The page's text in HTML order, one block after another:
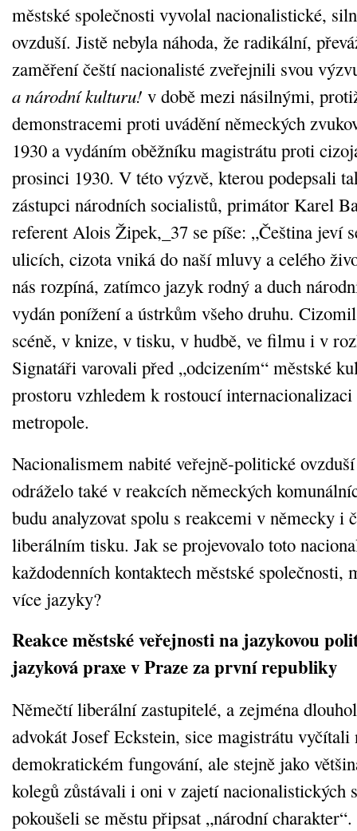
městské společnosti vyvolal nacionalistické,
ovzduší. Jistě nebyla náhoda, že radikální,
zaměření čeští nacionalisté zveřejnili svou
a národní kulturu! v době mezi násilnými,
demonstracemi proti uvádění německých
1930 a vydáním oběžníku magistrátu proti
prosinci 1930. V této výzvě, kterou podepsali
zástupci národních socialistů, primátor Karel
referent Alois Žipek,_37 se píše: „Čeština jeví
ulicích, cizota vniká do naší mluvy a celého
nás rozpíná, zatímco jazyk rodný a duch
vydán ponížení a ústrkům všeho druhu.
scéně, v knize, v tisku, v hudbě, ve filmu i v
Signatáři varovali před „odcizením“ městské
prostoru vzhledem k rostoucí internacionalizaci
metropole.
Nacionalismem nabité veřejně‑politické
odráželo také v reakcích německých
budu analyzovat spolu s reakcemi v německy i
liberálním tisku. Jak se projevovalo toto
každodenních kontaktech městské společnosti,
více jazyky?
Reakce městské veřejnosti na jazykovou
jazyková praxe v Praze za první republiky
Němečtí liberální zastupitelé, a zejména
advokát Josef Eckstein, sice magistrátu vyčítali
demokratickém fungování, ale stejně jako
kolegů zůstávali i oni v zajetí nacionalistických
pokoušeli se městu připsat „národní